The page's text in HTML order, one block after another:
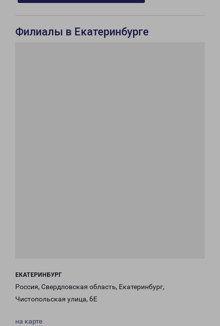
Филиалы в Екатеринбурге
ЕКАТЕРИНБУРГ
Россия, Свердловская область, Екатеринбург,
Чистопольская улица, 6Е
на карте